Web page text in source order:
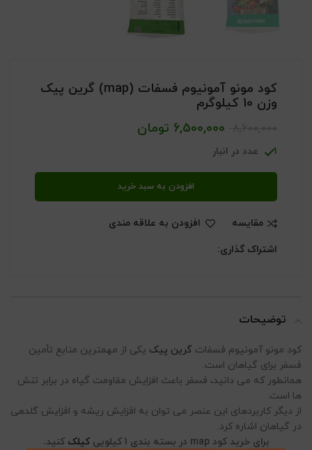
کود مونو آمونیوم فسفات (map) گرین پیک
وزن 10 کیلوگرم
6,500,000 تومان
1 عدد در انبار
افزودن به سبد خرید
مقایسه
افزودن به علاقه مندی
اشتراک گذاری:
توضیحات
کود مونو آمونیوم فسفات گرین پیک یکی از مهمترین منابع تأمین
فسفر برای گیاهان است.
همانطور که می دانید، فسفر باعث افزایش مقاومت گیاه در برابر تنش
ها است.
از دیگر کاربردهای این عنصر می توان به افزایش ریشه و افزایش گلدهی
در گیاهان اشاره کرد.
برای خرید کود map در بسته بندی 1 کیلویی
کیلک کنید.